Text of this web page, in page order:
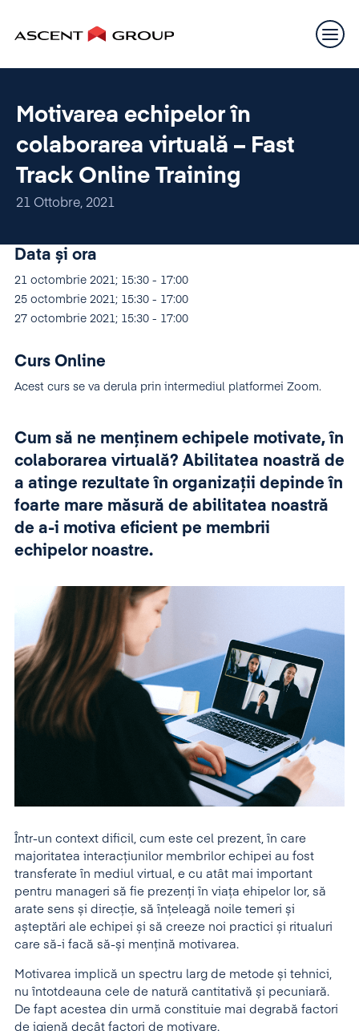
Motivarea echipelor în
colaborarea virtuală – Fast
Track Online Training
21 Ottobre, 2021
Data și ora
21 octombrie 2021; 15:30 - 17:00
25 octombrie 2021; 15:30 - 17:00
27 octombrie 2021; 15:30 - 17:00
Curs Online
Acest curs se va derula prin intermediul platformei Zoom.
Cum să ne menținem echipele motivate, în
colaborarea virtuală? Abilitatea noastră de
a atinge rezultate în organizații depinde în
foarte mare măsură de abilitatea noastră
de a-i motiva eficient pe membrii
echipelor noastre.
Într-un context dificil, cum este cel prezent, în care
majoritatea interacțiunilor membrilor echipei au fost
transferate în mediul virtual, e cu atât mai important
pentru manageri să fie prezenți în viața ehipelor lor, să
arate sens și direcție, să înțeleagă noile temeri și
așteptări ale echipei și să creeze noi practici și ritualuri
care să-i facă să-și mențină motivarea.
Motivarea implică un spectru larg de metode și tehnici,
nu întotdeauna cele de natură cantitativă și pecuniară.
De fapt acestea din urmă constituie mai degrabă factori
de igienă decât factori de motivare.